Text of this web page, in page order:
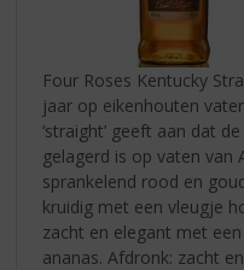
Four Roses Kentucky
jaar op eikenhouten
‘straight’ geeft aan dat
gelagerd is op vaten van
sprankelend rood en
kruidig met een vleugje
zacht en elegant met
ananas. Afdronk: zacht